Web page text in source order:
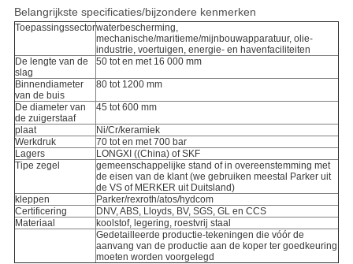
Belangrijkste specificaties/bijzondere kenmerken
Toepassingssectorwaterbescherming,
mechanische/maritieme/mijnbouwapparatuur, olie-
industrie, voertuigen, energie- en havenfaciliteiten
De lengte van de
slag
50 tot en met 16 000 mm
Binnendiameter
van de buis
80 tot 1200 mm
De diameter van
de zuigerstaaf
45 tot 600 mm
plaat
Ni/Cr/keramiek
Werkdruk
70 tot en met 700 bar
Lagers
LONGXI ((China) of SKF
Tipe zegel
gemeenschappelijke stand of in overeenstemming met
de eisen van de klant (we gebruiken meestal Parker uit
de VS of MERKER uit Duitsland)
kleppen
Parker/rexroth/atos/hydcom
Certificering
DNV, ABS, Lloyds, BV, SGS, GL en CCS
Materiaal
koolstof, legering, roestvrij staal
Gedetailleerde productie-tekeningen die vóór de
aanvang van de productie aan de koper ter goedkeuring
moeten worden voorgelegd